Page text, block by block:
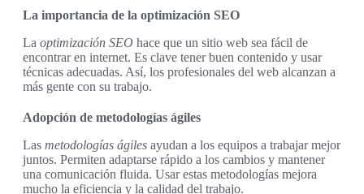
La importancia de la optimización SEO
La optimización SEO hace que un sitio web sea fácil de
encontrar en internet. Es clave tener buen contenido y usar
técnicas adecuadas. Así, los profesionales del web alcanzan a
más gente con su trabajo.
Adopción de metodologías ágiles
Las metodologías ágiles ayudan a los equipos a trabajar mejor
juntos. Permiten adaptarse rápido a los cambios y mantener
una comunicación fluida. Usar estas metodologías mejora
mucho la eficiencia y la calidad del trabajo.